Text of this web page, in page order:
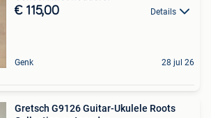
€ 115,00 Details
Genk 28 jul 26
Gretsch G9126 Guitar-Ukulele Roots